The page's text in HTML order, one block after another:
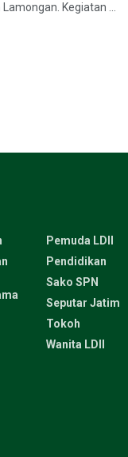
Kegiatan ...
Pemuda LDII
Pendidikan
Sako SPN
Seputar Jatim
Tokoh
Wanita LDII